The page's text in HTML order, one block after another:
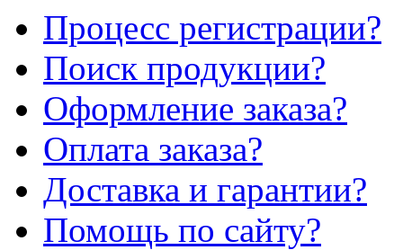
Процесс регистрации?
Поиск продукции?
Оформление заказа?
Оплата заказа?
Доставка и гарантии?
Помощь по сайту?